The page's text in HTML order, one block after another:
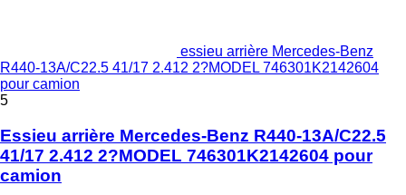
essieu arrière Mercedes-Benz
R440-13A/C22.5 41/17 2.412 2?MODEL 746301K2142604
pour camion
5
Essieu arrière Mercedes-Benz R440-13A/C22.5
41/17 2.412 2?MODEL 746301K2142604 pour
camion